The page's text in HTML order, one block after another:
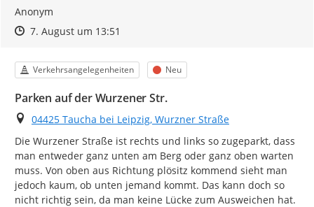
Anonym
Zeitpunkt des Erstellens
Zeitpunkt des Erstellens
7. August um 13:51
Kategorie
Verkehrsangelegenheiten Status
Neu
Parken auf der Wurzener Str.
Ort
04425 Taucha bei Leipzig, Wurzner Straße
Die Wurzener Straße ist rechts und links so zugeparkt, dass
man entweder ganz unten am Berg oder ganz oben warten
muss. Von oben aus Richtung plösitz kommend sieht man
jedoch kaum, ob unten jemand kommt. Das kann doch so
nicht richtig sein, da man keine Lücke zum Ausweichen hat.